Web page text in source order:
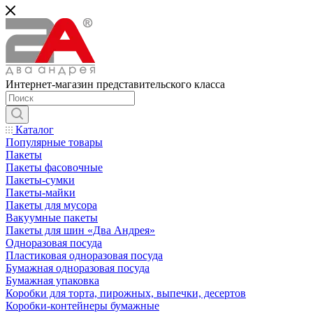
Интернет-магазин представительского класса
Каталог
Популярные товары
Пакеты
Пакеты фасовочные
Пакеты-сумки
Пакеты-майки
Пакеты для мусора
Вакуумные пакеты
Пакеты для шин «Два Андрея»
Одноразовая посуда
Пластиковая одноразовая посуда
Бумажная одноразовая посуда
Бумажная упаковка
Коробки для торта, пирожных, выпечки, десертов
Коробки-контейнеры бумажные